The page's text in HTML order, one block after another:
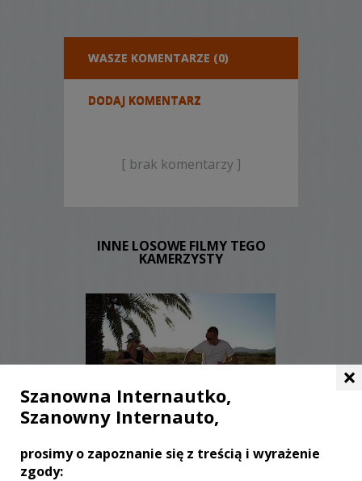
WASZE KOMENTARZE (0)
DODAJ KOMENTARZ
[ brak komentarzy ]
INNE LOSOWE FILMY TEGO
KAMERZYSTY
WYŚWIETLEŃ:
2280
KOMENTARZY:
×
Szanowna Internautko,
Szanowny Internauto,
prosimy o zapoznanie się z treścią i wyrażenie
zgody: